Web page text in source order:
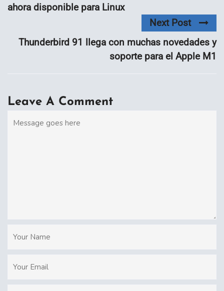
ahora disponible para Linux
Next Post
Thunderbird 91 llega con muchas novedades y
soporte para el Apple M1
Leave A Comment